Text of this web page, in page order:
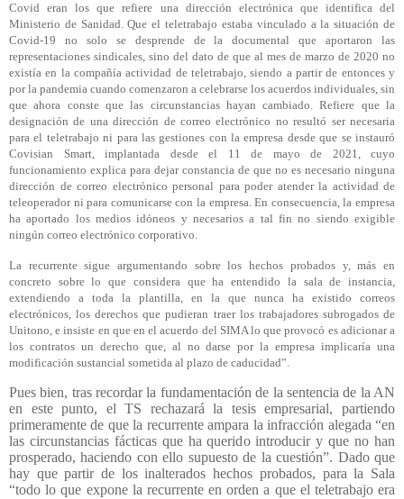
Covid eran los que refiere una dirección electrónica que identifica del
Ministerio de Sanidad. Que el teletrabajo estaba vinculado a la situación de
Covid-19 no solo se desprende de la documental que aportaron las
representaciones sindicales, sino del dato de que al mes de marzo de 2020 no
existía en la compañía actividad de teletrabajo, siendo a partir de entonces y
por la pandemia cuando comenzaron a celebrarse los acuerdos individuales, sin
que ahora conste que las circunstancias hayan cambiado. Refiere que la
designación de una dirección de correo electrónico no resultó ser necesaria
para el teletrabajo ni para las gestiones con la empresa desde que se instauró
Covisian Smart, implantada desde el 11 de mayo de 2021, cuyo
funcionamiento explica para dejar constancia de que no es necesario ninguna
dirección de correo electrónico personal para poder atender la actividad de
teleoperador ni para comunicarse con la empresa. En consecuencia, la empresa
ha aportado los medios idóneos y necesarios a tal fin no siendo exigible
ningún correo electrónico corporativo.
La recurrente sigue argumentando sobre los hechos probados y, más en
concreto sobre lo que considera que ha entendido la sala de instancia,
extendiendo a toda la plantilla, en la que nunca ha existido correos
electrónicos, los derechos que pudieran traer los trabajadores subrogados de
Unitono, e insiste en que en el acuerdo del SIMA lo que provocó es adicionar a
los contratos un derecho que, al no darse por la empresa implicaría una
modificación sustancial sometida al plazo de caducidad”.
Pues bien, tras recordar la fundamentación de la sentencia de la AN
en este punto, el TS rechazará la tesis empresarial, partiendo
primeramente de que la recurrente ampara la infracción alegada “en
las circunstancias fácticas que ha querido introducir y que no han
prosperado, haciendo con ello supuesto de la cuestión”. Dado que
hay que partir de los inalterados hechos probados, para la Sala
“todo lo que expone la recurrente en orden a que el teletrabajo era